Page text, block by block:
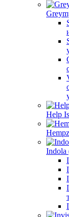
Help
Indola